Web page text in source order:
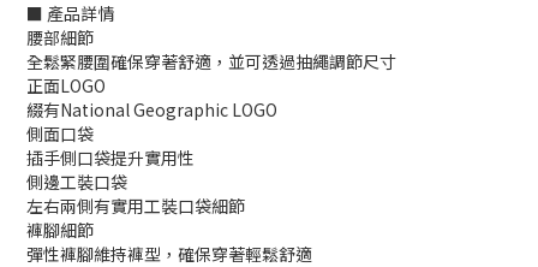
■ 產品詳情
腰部細節
全鬆緊腰圍確保穿著舒適，並可透過抽繩調節尺寸
正面LOGO
綴有National Geographic LOGO
側面口袋
插手側口袋提升實用性
側邊工裝口袋
左右兩側有實用工裝口袋細節
褲腳細節
彈性褲腳維持褲型，確保穿著輕鬆舒適